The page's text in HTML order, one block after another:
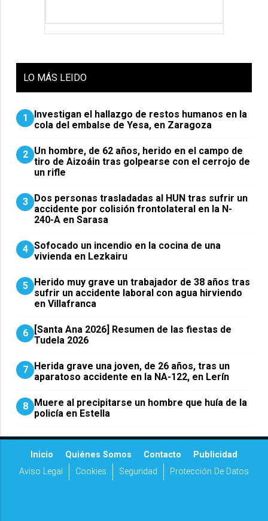
LO MÁS LEIDO
1
Investigan el hallazgo de restos humanos en la
cola del embalse de Yesa, en Zaragoza
2 Un hombre, de 62 años, herido en el campo de
tiro de Aizoáin tras golpearse con el cerrojo de
un rifle
3 ​Dos personas trasladadas al HUN tras sufrir un
accidente por colisión frontolateral en la N-
240-A en Sarasa
4 Sofocado un incendio en la cocina de una
vivienda en Lezkairu
5 Herido muy grave un trabajador de 38 años tras
sufrir un accidente laboral con agua hirviendo
en Villafranca
6
[Santa Ana 2026] Resumen de las fiestas de
Tudela 2026
7 Herida grave una joven, de 26 años, tras un
aparatoso accidente en la NA-122, en Lerín
8 Muere al precipitarse un hombre que huía de la
policía en Estella
Inicio Quiénes Somos Contacto
Publicidad
Aviso Legal
Cookies Seguridad Protección De Datos